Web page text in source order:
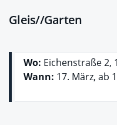
Gleis//Garten
Wo: Eichenstraße 2,
Wann: 17. März, ab